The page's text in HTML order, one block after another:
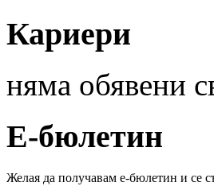
Кариери
няма обявени
Е-бюлетин
Желая да получавам е-бюлетин и се